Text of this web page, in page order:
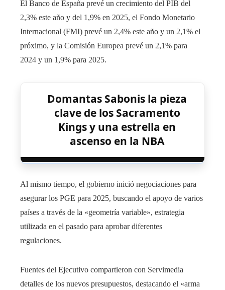
El Banco de España prevé un crecimiento del PIB del
2,3% este año y del 1,9% en 2025, el Fondo Monetario
Internacional (FMI) prevé un 2,4% este año y un 2,1% el
próximo, y la Comisión Europea prevé un 2,1% para
2024 y un 1,9% para 2025.
Domantas Sabonis la pieza
clave de los Sacramento
Kings y una estrella en
ascenso en la NBA
Al mismo tiempo, el gobierno inició negociaciones para
asegurar los PGE para 2025, buscando el apoyo de varios
países a través de la «geometría variable», estrategia
utilizada en el pasado para aprobar diferentes
regulaciones.
Fuentes del Ejecutivo compartieron con Servimedia
detalles de los nuevos presupuestos, destacando el «arma